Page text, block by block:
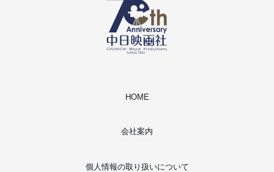
HOME
会社案内
個人情報の取り扱いについて